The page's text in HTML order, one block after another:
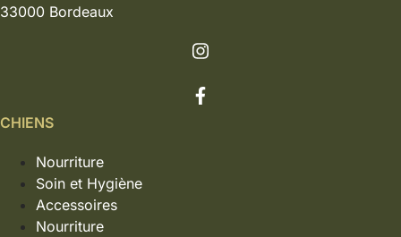
33000 Bordeaux
CHIENS
Nourriture
Soin et Hygiène
Accessoires
Nourriture